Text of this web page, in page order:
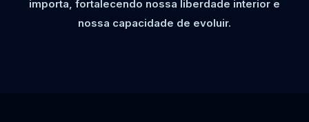
importa, fortalecendo nossa liberdade interior e
nossa capacidade de evoluir.